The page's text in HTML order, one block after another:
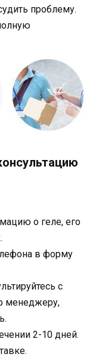
проблему.
о геле, его
в форму
с
менеджеру,
2-10 дней.